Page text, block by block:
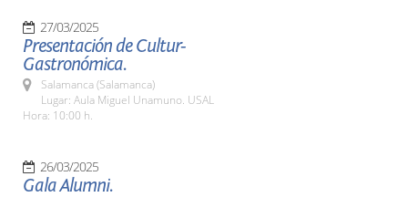
27/03/2025
Presentación de Cultur-
Gastronómica.
Salamanca (Salamanca)
Lugar: Aula Miguel Unamuno. USAL
Hora: 10:00 h.
26/03/2025
Gala Alumni.